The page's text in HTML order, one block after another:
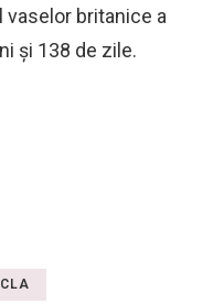
vaselor britanice a
și 138 de zile.